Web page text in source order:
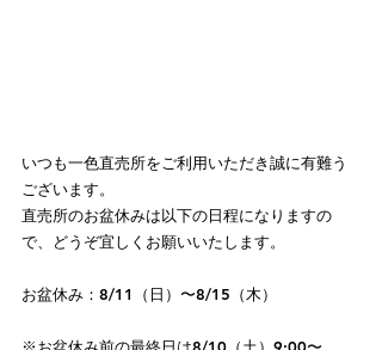
いつも一色直売所をご利用いただき誠に有難う
ございます。
直売所のお盆休みは以下の日程になりますの
で、どうぞ宜しくお願いいたします。
お盆休み：8/11（日）〜8/15（木）